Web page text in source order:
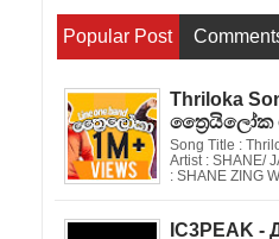
Popular Post
Thriloka
ත්‍රෛයිලෝක
Song Title :
Artist : SHANE/
: SHANE ZING
IC3PEAK -